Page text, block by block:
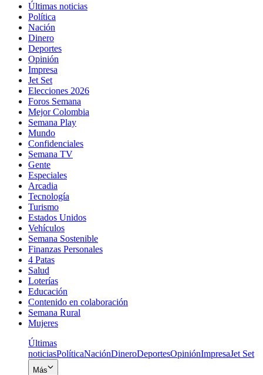
Últimas noticias
Política
Nación
Dinero
Deportes
Opinión
Impresa
Jet Set
Elecciones 2026
Foros Semana
Mejor Colombia
Semana Play
Mundo
Confidenciales
Semana TV
Gente
Especiales
Arcadia
Tecnología
Turismo
Estados Unidos
Vehículos
Semana Sostenible
Finanzas Personales
4 Patas
Salud
Loterías
Educación
Contenido en colaboración
Semana Rural
Mujeres
Últimas
noticiasPolíticaNaciónDineroDeportesOpiniónImpresaJet Set
Más